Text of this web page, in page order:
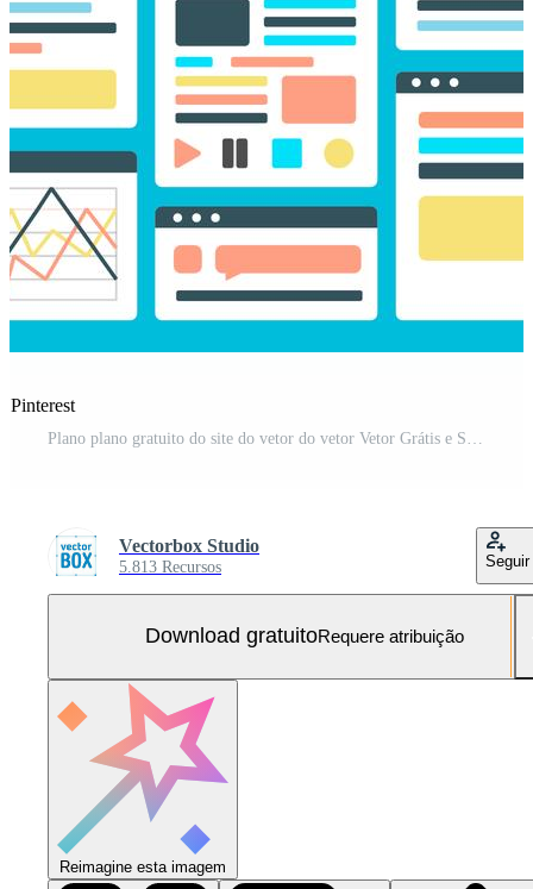
Pinterest
Vectorbox Studio
5.813 Recursos Seguir
Download gratuitoRequere atribuição
Reimagine esta imagem